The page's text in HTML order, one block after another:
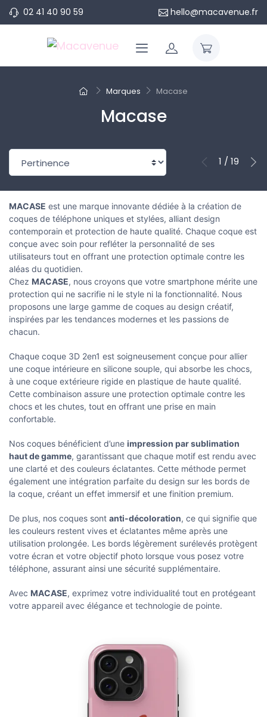
02 41 40 90 59 hello@macavenue.fr
Marques Macase
Macase
1 / 19
MACASE est une marque innovante dédiée à la création de
coques de téléphone uniques et stylées, alliant design
contemporain et protection de haute qualité. Chaque coque est
conçue avec soin pour refléter la personnalité de ses
utilisateurs tout en offrant une protection optimale contre les
aléas du quotidien.
Chez MACASE, nous croyons que votre smartphone mérite une
protection qui ne sacrifie ni le style ni la fonctionnalité. Nous
proposons une large gamme de coques au design créatif,
inspirées par les tendances modernes et les passions de
chacun.
Chaque coque 3D 2en1 est soigneusement conçue pour allier
une coque intérieure en silicone souple, qui absorbe les chocs,
à une coque extérieure rigide en plastique de haute qualité.
Cette combinaison assure une protection optimale contre les
chocs et les chutes, tout en offrant une prise en main
confortable.
Nos coques bénéficient d’une impression par sublimation
haut de gamme, garantissant que chaque motif est rendu avec
une clarté et des couleurs éclatantes. Cette méthode permet
également une intégration parfaite du design sur les bords de
la coque, créant un effet immersif et une finition premium.
De plus, nos coques sont anti-décoloration, ce qui signifie que
les couleurs restent vives et éclatantes même après une
utilisation prolongée. Les bords légèrement surélevés protègent
votre écran et votre objectif photo lorsque vous posez votre
téléphone, assurant ainsi une sécurité supplémentaire.
Avec MACASE, exprimez votre individualité tout en protégeant
votre appareil avec élégance et technologie de pointe.